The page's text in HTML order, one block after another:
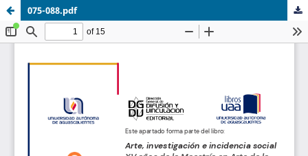
075-088.pdf